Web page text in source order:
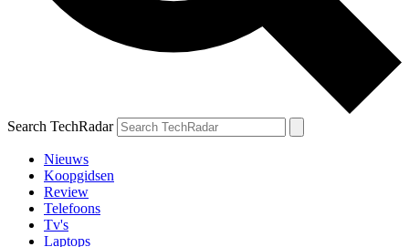
Search TechRadar
Nieuws
Koopgidsen
Review
Telefoons
Tv's
Laptops